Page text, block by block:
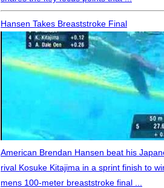
Hansen Takes Breaststroke Final
American Brendan Hansen beat his
rival Kosuke Kitajima in a sprint finish to
mens 100-meter breaststroke final ...